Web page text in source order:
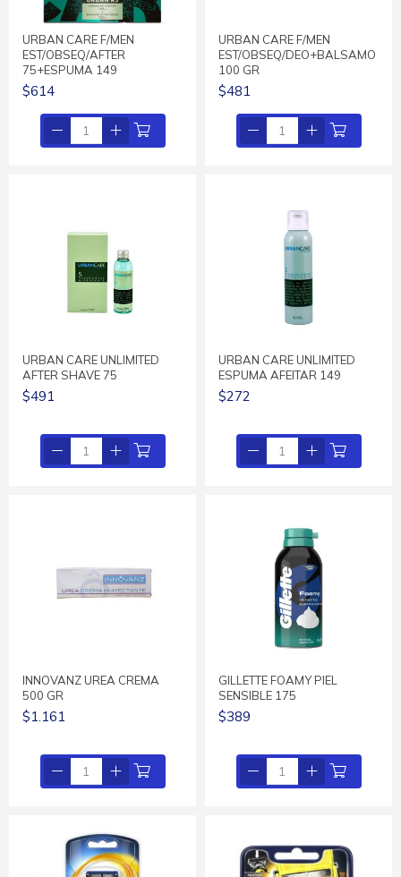
URBAN CARE F/MEN
EST/OBSEQ/AFTER
75+ESPUMA 149
$614
URBAN CARE F/MEN
EST/OBSEQ/DEO+BALSAMO
100 GR
$481
URBAN CARE UNLIMITED
AFTER SHAVE 75
$491
URBAN CARE UNLIMITED
ESPUMA AFEITAR 149
$272
INNOVANZ UREA CREMA
500 GR
$1.161
GILLETTE FOAMY PIEL
SENSIBLE 175
$389